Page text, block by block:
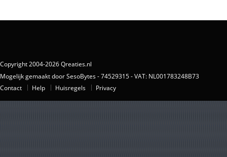
Copyright 2004-2026 Qreaties.nl
Mogelijk gemaakt door SesoBytes - 74529315 - VAT: NL001783248B73
Contact
Help Huisregels Privacy